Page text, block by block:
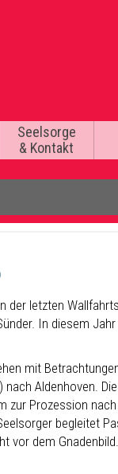
Seelsorge
& Kontakt
der letzten
In diesem
mit
Aldenhoven.
zur Prozession
begleitet
vor dem